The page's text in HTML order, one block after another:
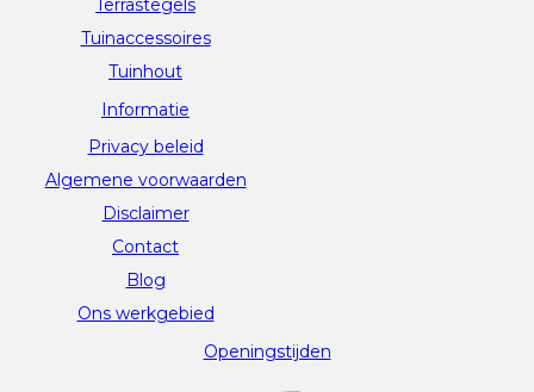
Terrastegels
Tuinaccessoires
Tuinhout
Informatie
Privacy beleid
Algemene voorwaarden
Disclaimer
Contact
Blog
Ons werkgebied
Openingstijden